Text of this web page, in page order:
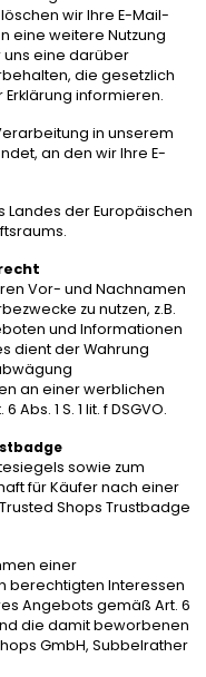
wir Ihre E-Mail-
eine weitere Nutzung
eine darüber
die gesetzlich
informieren.
in unserem
an den wir Ihre E-
Landes der Europäischen
Vor- und Nachnamen
zu nutzen, z.B.
und Informationen
dient der Wahrung
an einer werblichen
1 S. 1 lit. f DSGVO.
sowie zum
für Käufer nach einer
Shops Trustbadge
einer
berechtigten Interessen
Angebots gemäß Art. 6
die damit beworbenen
GmbH, Subbelrather